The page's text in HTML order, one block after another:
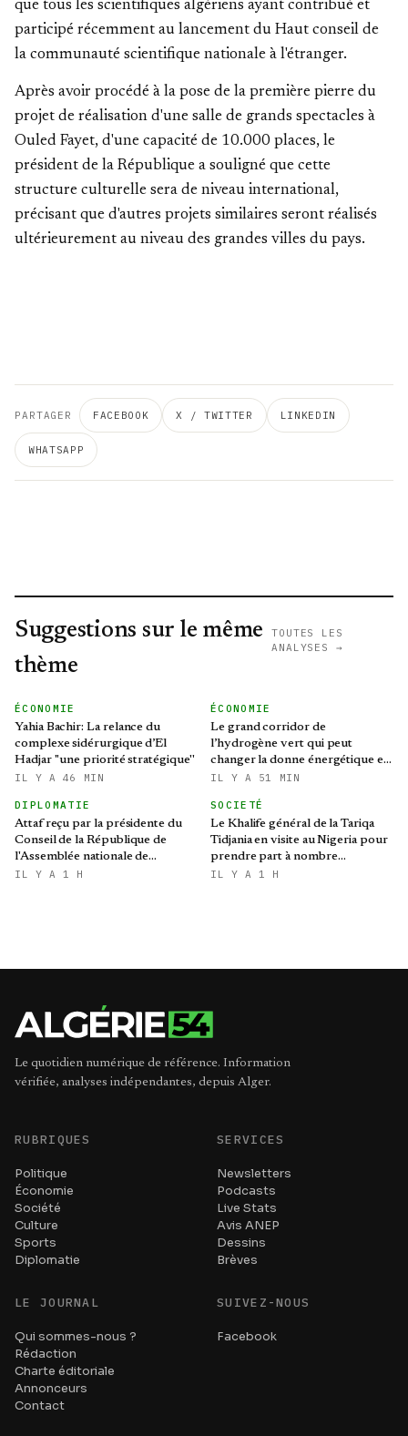
que tous les scientifiques algériens ayant contribué et
participé récemment au lancement du Haut conseil de
la communauté scientifique nationale à l'étranger.
Après avoir procédé à la pose de la première pierre du
projet de réalisation d'une salle de grands spectacles à
Ouled Fayet, d'une capacité de 10.000 places, le
président de la République a souligné que cette
structure culturelle sera de niveau international,
précisant que d'autres projets similaires seront réalisés
ultérieurement au niveau des grandes villes du pays.
PARTAGER FACEBOOK X / TWITTER LINKEDIN
WHATSAPP
Suggestions sur le même
thème
TOUTES LES
ANALYSES →
ÉCONOMIE
Yahia Bachir: La relance du
complexe sidérurgique d’El
Hadjar ''une priorité stratégique''
IL Y A 46 MIN
ÉCONOMIE
Le grand corridor de
l’hydrogène vert qui peut
changer la donne énergétique en
Méditerranée
IL Y A 51 MIN
DIPLOMATIE
Attaf reçu par la présidente du
Conseil de la République de
l'Assemblée nationale de
Biélorussie
IL Y A 1 H
SOCIETÉ
Le Khalife général de la Tariqa
Tidjania en visite au Nigeria pour
prendre part à nombre
d'activités et de rencontres
IL Y A 1 H
Le quotidien numérique de référence. Information
vérifiée, analyses indépendantes, depuis Alger.
RUBRIQUES
Politique
Économie
Société
Culture
Sports
Diplomatie
SERVICES
Newsletters
Podcasts
Live Stats
Avis ANEP
Dessins
Brèves
LE JOURNAL
Qui sommes-nous ?
Rédaction
Charte éditoriale
Annonceurs
Contact
SUIVEZ-NOUS
Facebook